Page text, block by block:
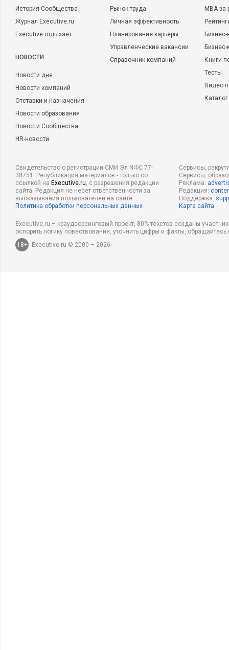
История Сообщества
Журнал Executive.ru
Executive отдыхает
НОВОСТИ
Новости дня
Новости компаний
Отставки и назначения
Новости образования
Новости Сообщества
HR-новости
Рынок труда
Личная эффективность
Планирование карьеры
Управленческие вакансии
Справочник компаний
MBA
Бизнес-
Книги
Тесты
Видео
Свидетельство о регистрации СМИ Эл NФС 77-
38751. Републикация материалов - только со
ссылкой на Executive.ru, с разрешения редакции
сайта. Редакция не несет ответственности за
высказывания пользователей на сайте.
Политика обработки персональных данных
Сервисы,
Сервисы,
Реклама:
Редакция:
Поддержка:
Карта сайта
Executive.ru – краудсорсинговый проект, 80% текстов созданы
оспорить логику повествования, уточнить цифры и факты,
18+
Executive.ru © 2000 – 2026.